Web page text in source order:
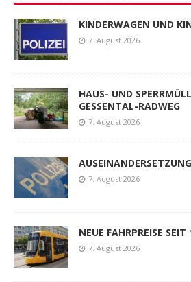
KINDERWAGEN UND
7. August 2026
HAUS- UND
GESSENTAL-RADWEG
7. August 2026
7. August 2026
NEUE FAHRPREISE
7. August 2026